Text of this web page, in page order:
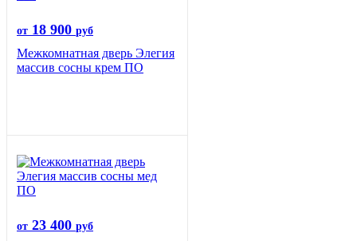
от 18 900 руб
Межкомнатная дверь Элегия
массив сосны крем ПО
от 23 400 руб